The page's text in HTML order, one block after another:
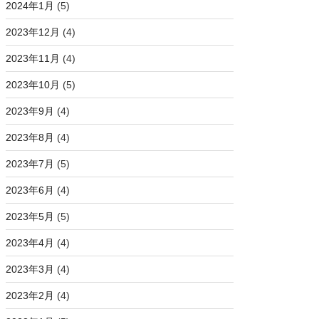
2024年1月 (5)
2023年12月 (4)
2023年11月 (4)
2023年10月 (5)
2023年9月 (4)
2023年8月 (4)
2023年7月 (5)
2023年6月 (4)
2023年5月 (5)
2023年4月 (4)
2023年3月 (4)
2023年2月 (4)